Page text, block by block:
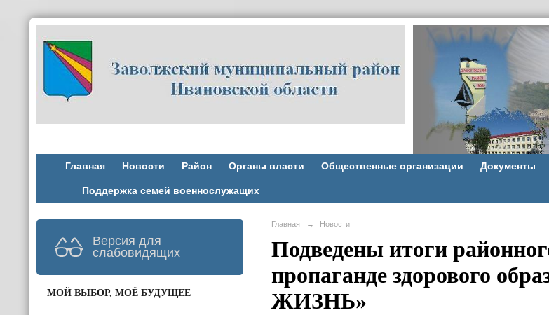
Главная Новости Район Органы власти Общественные организации Документы
Поддержка семей военнослужащих
Версия для
слабовидящих
МОЙ ВЫБОР, МОЁ БУДУЩЕЕ
Главная → Новости
Подведены итоги
пропаганде здорового
ЖИЗНЬ»